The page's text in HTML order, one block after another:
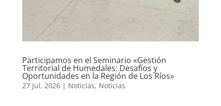
Participamos en el Seminario «Gestión
Territorial de Humedales: Desafíos y
Oportunidades en la Región de Los Ríos»
27 Jul, 2026| Noticias, Noticias